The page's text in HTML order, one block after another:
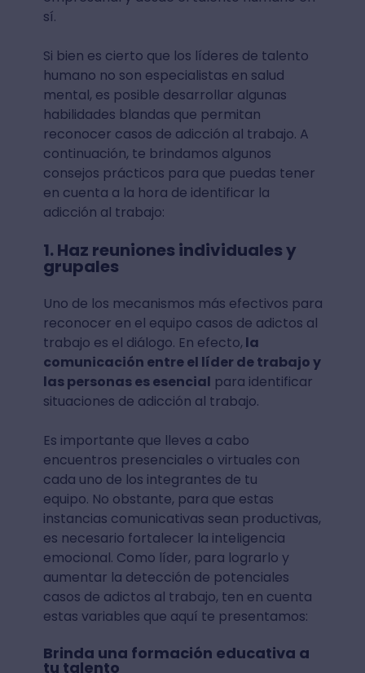
sí.
Si bien es cierto que los líderes de talento
humano no son especialistas en salud
mental, es posible desarrollar algunas
habilidades blandas que permitan
reconocer casos de adicción al trabajo. A
continuación, te brindamos algunos
consejos prácticos para que puedas tener
en cuenta a la hora de identificar la
adicción al trabajo:
1. Haz reuniones individuales y
grupales
Uno de los mecanismos más efectivos para
reconocer en el equipo casos de adictos al
trabajo es el diálogo. En efecto, la
comunicación entre el líder de trabajo y
las personas es esencial para identificar
situaciones de adicción al trabajo.
Es importante que lleves a cabo
encuentros presenciales o virtuales con
cada uno de los integrantes de tu
equipo. No obstante, para que estas
instancias comunicativas sean productivas,
es necesario fortalecer la inteligencia
emocional. Como líder, para lograrlo y
aumentar la detección de potenciales
casos de adictos al trabajo, ten en cuenta
estas variables que aquí te presentamos:
Brinda una formación educativa a
tu talento